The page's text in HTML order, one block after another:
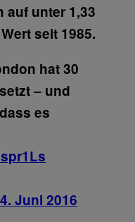
auf unter 1,33
seit 1985.
hat 30
– und
es
Juni 2016